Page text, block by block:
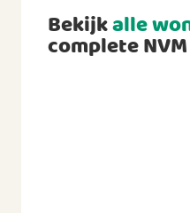
Bekijkalle
complete